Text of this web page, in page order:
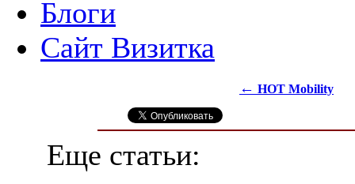
Блоги
Сайт Визитка
← HOT Mobility
Еще статьи: